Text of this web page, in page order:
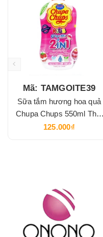
Mã: TAMGOITE39
Sữa tắm hương hoa quả
Chupa Chups 550ml Thái
Lan
125.000₫